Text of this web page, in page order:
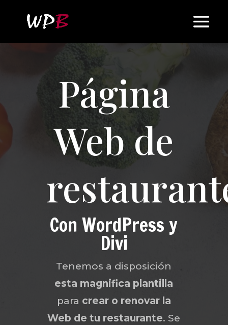
Página
Web de
Con WordPress y
Divi
Tenemos a disposición
esta magnifica plantilla
para crear o renovar la
Web de tu restaurante. Se